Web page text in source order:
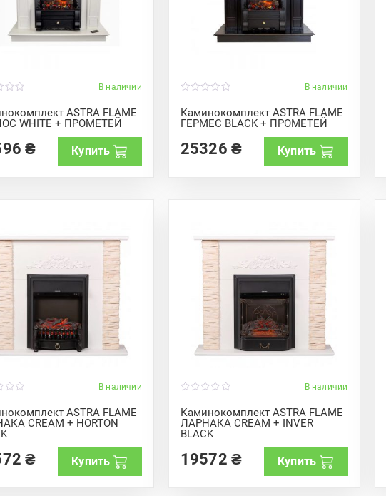
В наличии
ASTRA FLAME
WHITE + ПРОМЕТЕЙ
₴ Купить
В наличии
Каминокомплект ASTRA FLAME
ГЕРМЕС BLACK + ПРОМЕТЕЙ
o
u
t
f
5
25326 ₴ Купить
В наличии
ASTRA FLAME
CREAM + HORTON
₴ Купить
В наличии
Каминокомплект ASTRA FLAME
ЛАРНАКА CREAM + INVER
BLACK
o
u
t
o
19572 ₴ Купить